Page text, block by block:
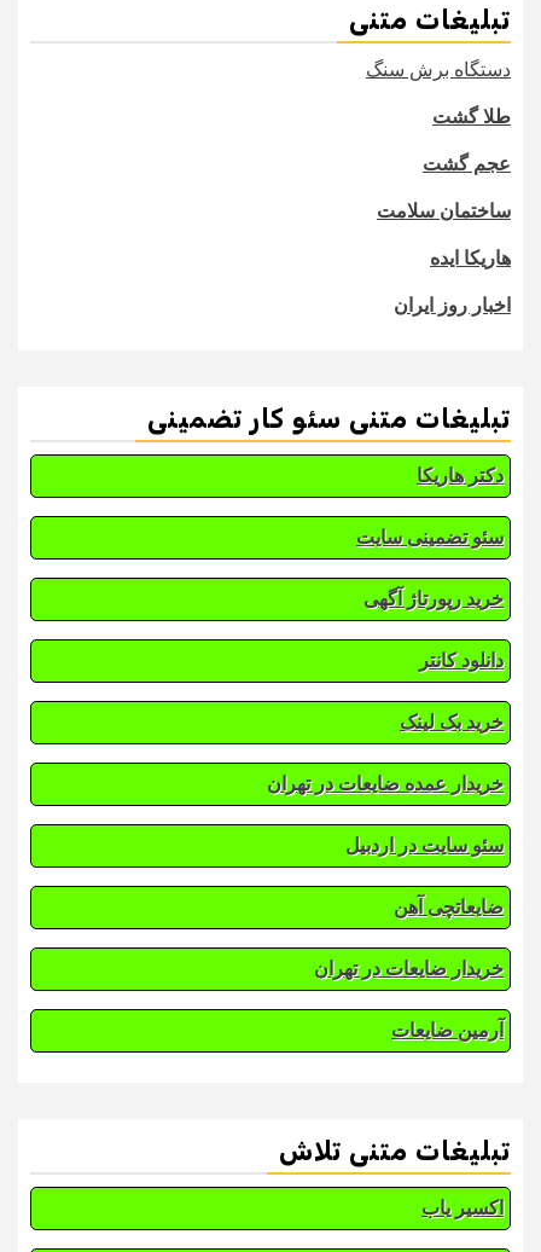
تبلیغات متنی
دستگاه برش سنگ
طلا گشت
عجم گشت
ساختمان سلامت
هاریکا ایده
اخبار روز ایران
تبلیغات متنی سئو کار تضمینی
دکتر هاریکا
سئو تضمینی سایت
خرید رپورتاژ آگهی
دانلود کانتر
خرید بک لینک
خریدار عمده ضایعات در تهران
سئو سایت در اردبیل
ضایعاتچی آهن
خریدار ضایعات در تهران
آرمین ضایعات
تبلیغات متنی تلاش
اکسیر یاب